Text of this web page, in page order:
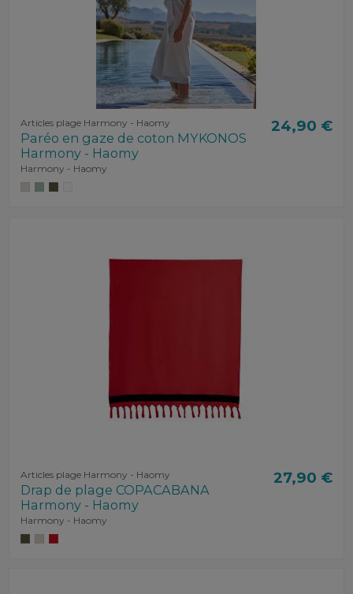
Articles plage Harmony - Haomy
Paréo en gaze de coton MYKONOS
Harmony - Haomy
Harmony - Haomy
24,90 €
Articles plage Harmony - Haomy
Drap de plage COPACABANA
Harmony - Haomy
Harmony - Haomy
27,90 €